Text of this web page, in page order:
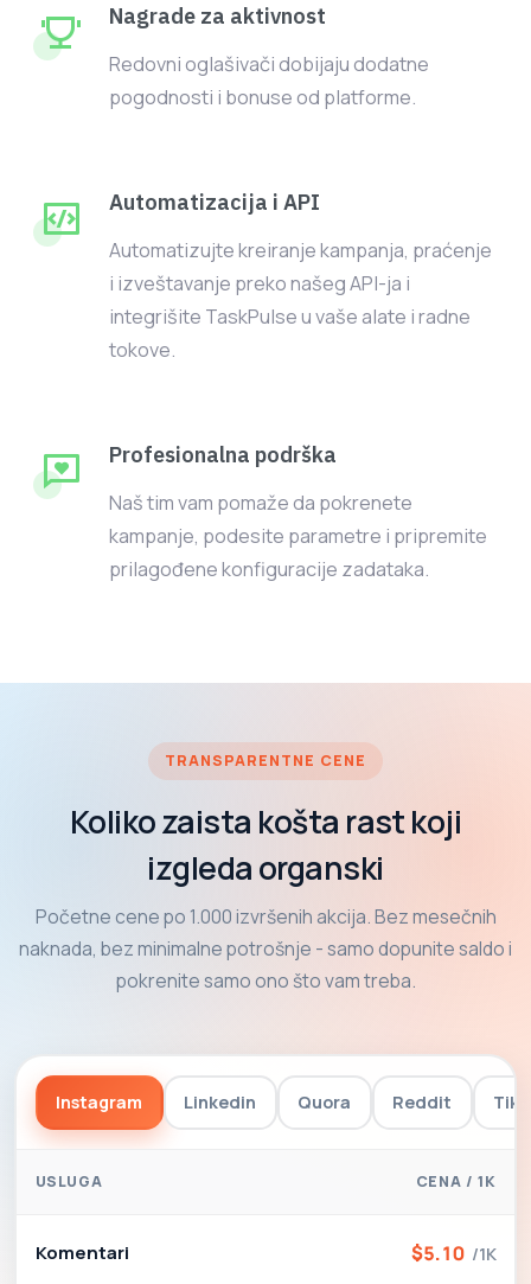
Nagrade za aktivnost
Redovni oglašivači dobijaju dodatne
pogodnosti i bonuse od platforme.
Automatizacija i API
Automatizujte kreiranje kampanja, praćenje
i izveštavanje preko našeg API-ja i
integrišite TaskPulse u vaše alate i radne
tokove.
Profesionalna podrška
Naš tim vam pomaže da pokrenete
kampanje, podesite parametre i pripremite
prilagođene konfiguracije zadataka.
TRANSPARENTNE CENE
Koliko zaista košta rast koji
izgleda organski
Početne cene po 1.000 izvršenih akcija. Bez mesečnih
naknada, bez minimalne potrošnje - samo dopunite saldo i
pokrenite samo ono što vam treba.
Instagram Linkedin Quora Reddit
USLUGA CENA / 1K
Komentari $5.10 /1K